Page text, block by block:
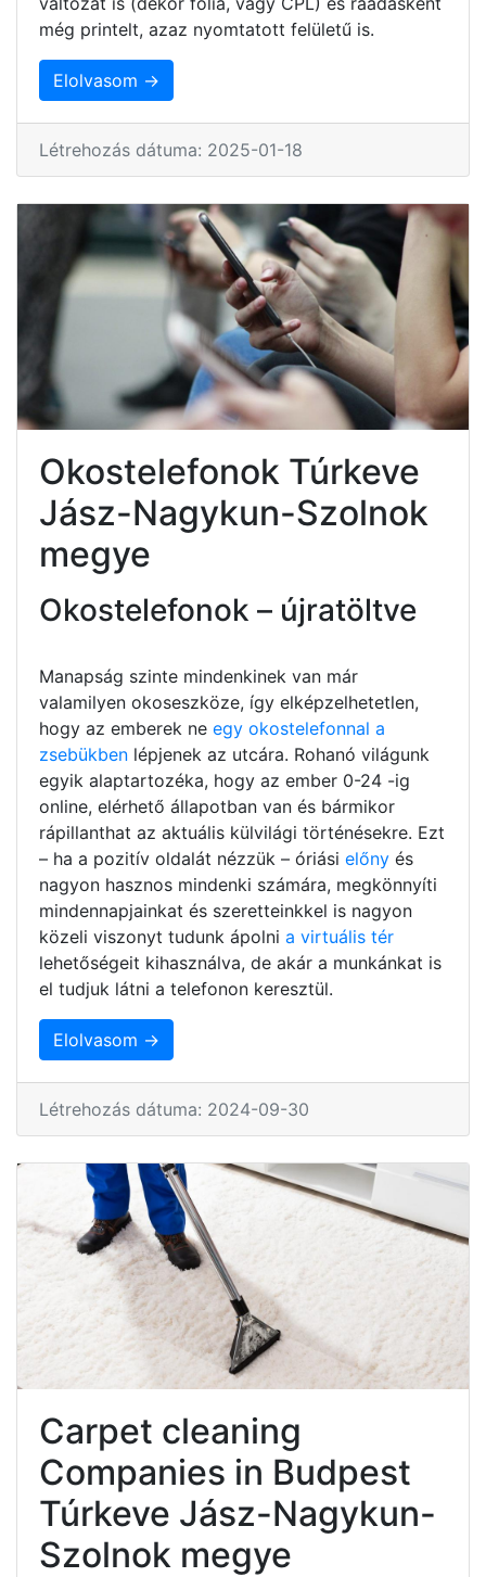
még printelt, azaz nyomtatott felületű is.
Elolvasom →
Létrehozás dátuma: 2025-01-18
Okostelefonok Túrkeve
Jász-Nagykun-Szolnok
megye
Okostelefonok – újratöltve
Manapság szinte mindenkinek van már
valamilyen okoseszköze, így elképzelhetetlen,
hogy az emberek ne egy okostelefonnal a
zsebükben lépjenek az utcára. Rohanó világunk
egyik alaptartozéka, hogy az ember 0-24 -ig
online, elérhető állapotban van és bármikor
rápillanthat az aktuális külvilági történésekre. Ezt
– ha a pozitív oldalát nézzük – óriási előny és
nagyon hasznos mindenki számára, megkönnyíti
mindennapjainkat és szeretteinkkel is nagyon
közeli viszonyt tudunk ápolni a virtuális tér
lehetőségeit kihasználva, de akár a munkánkat is
el tudjuk látni a telefonon keresztül.
Elolvasom →
Létrehozás dátuma: 2024-09-30
Carpet cleaning
Companies in Budpest
Túrkeve Jász-Nagykun-
Szolnok megye